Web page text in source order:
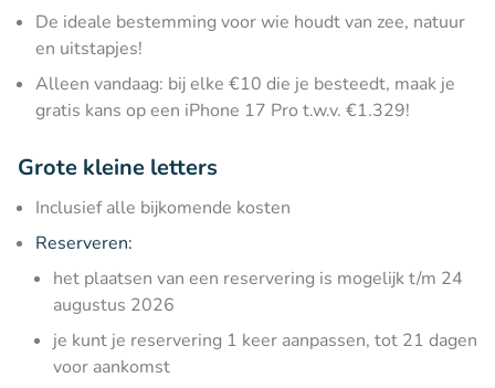
De ideale bestemming voor wie houdt van zee, natuur
en uitstapjes!
Alleen vandaag: bij elke €10 die je besteedt, maak je
gratis kans op een iPhone 17 Pro t.w.v. €1.329!
Grote kleine letters
Inclusief alle bijkomende kosten
Reserveren:
het plaatsen van een reservering is mogelijk t/m 24
augustus 2026
je kunt je reservering 1 keer aanpassen, tot 21 dagen
voor aankomst